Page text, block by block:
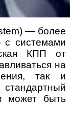
— более
с системами
КПП от
на
так и
может быть